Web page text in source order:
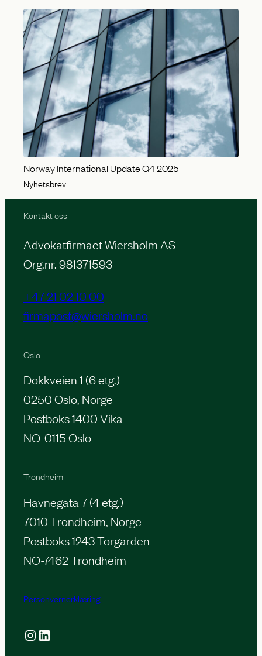
Norway International Update Q4 2025
Nyhetsbrev
Kontakt oss
Advokatfirmaet Wiersholm AS
Org.nr. 981371593
+47 21 02 10 00
firmapost@wiersholm.no
Oslo
Dokkveien 1 (6 etg.)
0250 Oslo, Norge
Postboks 1400 Vika
NO-0115 Oslo
Trondheim
Havnegata 7 (4 etg.)
7010 Trondheim, Norge
Postboks 1243 Torgarden
NO-7462 Trondheim
Personvernerklæring
Instagram LinkedIn